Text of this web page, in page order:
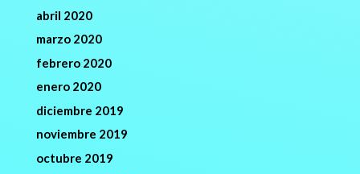
abril 2020
marzo 2020
febrero 2020
enero 2020
diciembre 2019
noviembre 2019
octubre 2019